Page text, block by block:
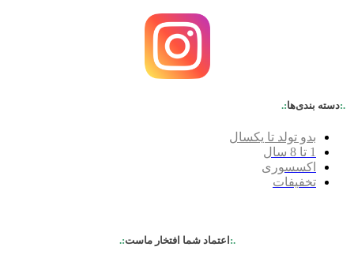
.:دسته بندی‌ها:.
بدو تولد تا یکسال
1 تا 8 سال
اکسسوری
تخفیفات
.:اعتماد شما افتخار ماست:.